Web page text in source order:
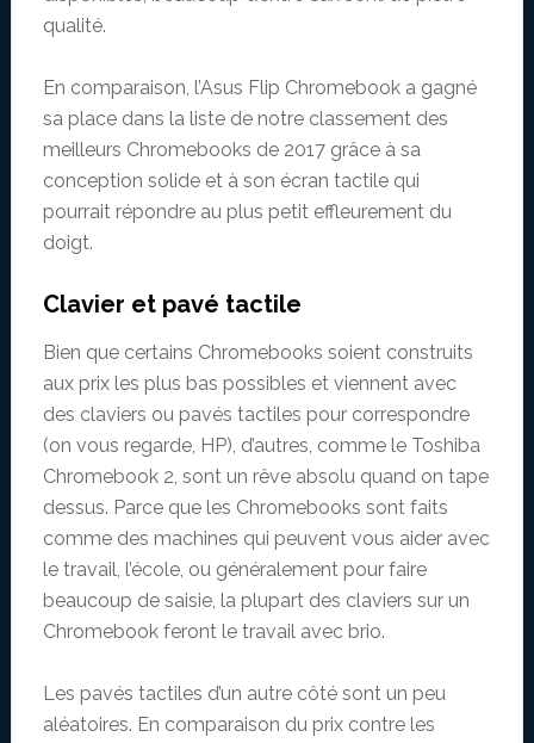
qualité.
En comparaison, l’Asus Flip Chromebook a gagné
sa place dans la liste de notre classement des
meilleurs Chromebooks de 2017 grâce à sa
conception solide et à son écran tactile qui
pourrait répondre au plus petit effleurement du
doigt.
Clavier et pavé tactile
Bien que certains Chromebooks soient construits
aux prix les plus bas possibles et viennent avec
des claviers ou pavés tactiles pour correspondre
(on vous regarde, HP), d’autres, comme le Toshiba
Chromebook 2, sont un rêve absolu quand on tape
dessus. Parce que les Chromebooks sont faits
comme des machines qui peuvent vous aider avec
le travail, l’école, ou généralement pour faire
beaucoup de saisie, la plupart des claviers sur un
Chromebook feront le travail avec brio.
Les pavés tactiles d’un autre côté sont un peu
aléatoires. En comparaison du prix contre les